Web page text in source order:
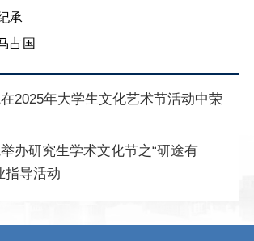
承
占国
2025年大学生文化艺术节活动中荣
办研究生学术文化节之“研途有
指导活动